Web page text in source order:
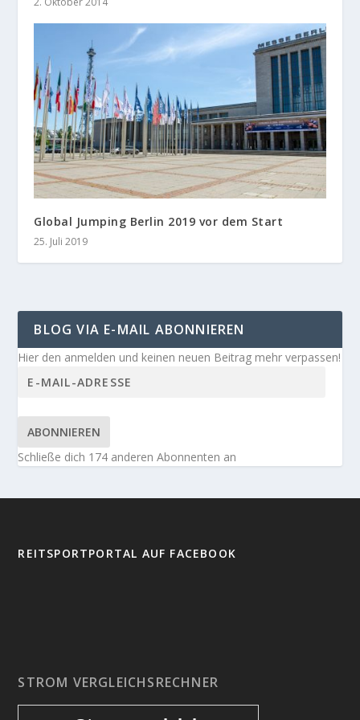
Global Jumping Berlin 2019 vor dem Start
25. Juli 2019
BLOG VIA E-MAIL ABONNIEREN
Hier den anmelden und keinen neuen Beitrag mehr verpassen!
ABONNIEREN
Schließe dich 174 anderen Abonnenten an
REITSPORTPORTAL AUF FACEBOOK
STROM VERGLEICHSRECHNER